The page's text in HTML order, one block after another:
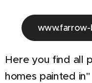
Here you find all
homes painted in"